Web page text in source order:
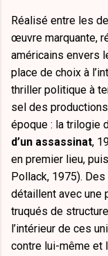
Réalisé entre les
œuvre marquante,
américains envers
place de choix à
thriller politique à
sel des
époque : la trilogie
d’un assassinat,
en premier lieu, puis
Pollack, 1975).
détaillent avec une
truqués de
l’intérieur de ces
contre lui-même et